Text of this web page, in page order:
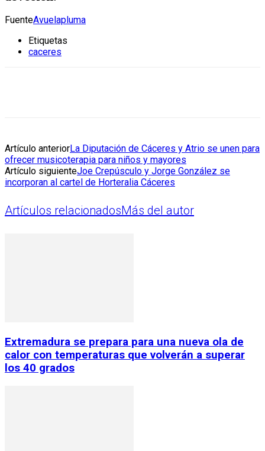
FuenteAvuelapluma
Etiquetas
caceres
Artículo anteriorLa Diputación de Cáceres y Atrio se unen para
ofrecer musicoterapia para niños y mayores
Artículo siguienteJoe Crepúsculo y Jorge González se
incorporan al cartel de Horteralia Cáceres
Artículos relacionadosMás del autor
Extremadura se prepara para una nueva ola de
calor con temperaturas que volverán a superar
los 40 grados